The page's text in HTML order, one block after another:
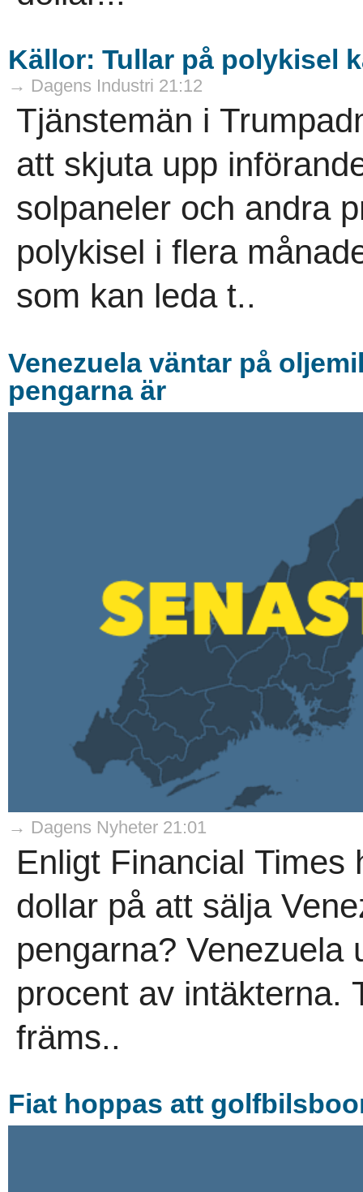
Källor: Tullar på polykisel
→ Dagens Industri 21:12
Tjänstemän i
att skjuta upp
solpaneler och andra
polykisel i flera
som kan leda t..
Venezuela väntar på
pengarna är
→ Dagens Nyheter 21:01
Enligt Financial Times
dollar på att sälja
pengarna? Venezuela
procent av intäkterna.
främs..
Fiat hoppas att